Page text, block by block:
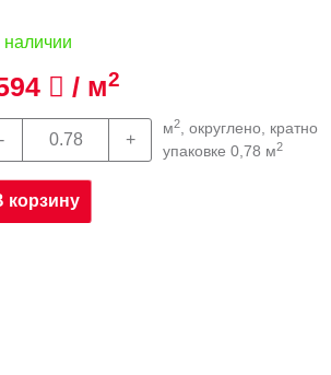
наличии
/ м2
м2, округлено, кратно
упаковке 0,78 м2
корзину